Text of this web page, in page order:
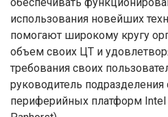
использования новейших
помогают широкому кругу
объем своих ЦТ и
требования своих
руководитель подразделения
периферийных платформ